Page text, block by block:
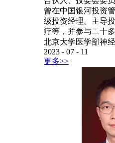
曾在中国银河投资
级投资经理。主导
疗等，并参与二十
北京大学医学部神
2023 - 07 - 11
更多>>